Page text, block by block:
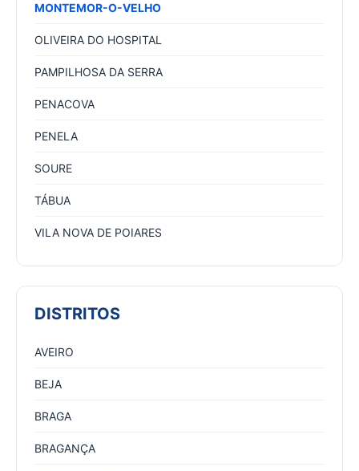
MONTEMOR-O-VELHO
OLIVEIRA DO HOSPITAL
PAMPILHOSA DA SERRA
PENACOVA
PENELA
SOURE
TÁBUA
VILA NOVA DE POIARES
DISTRITOS
AVEIRO
BEJA
BRAGA
BRAGANÇA